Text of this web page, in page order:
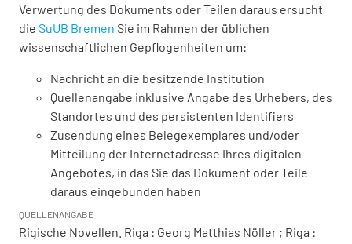
Verwertung des Dokuments oder Teilen daraus ersucht
die SuUB Bremen Sie im Rahmen der üblichen
wissenschaftlichen Gepflogenheiten um:
Nachricht an die besitzende Institution
Quellenangabe inklusive Angabe des Urhebers, des
Standortes und des persistenten Identifiers
Zusendung eines Belegexemplares und/oder
Mitteilung der Internetadresse Ihres digitalen
Angebotes, in das Sie das Dokument oder Teile
daraus eingebunden haben
QUELLENANGABE
Rigische Novellen. Riga : Georg Matthias Nöller ; Riga :